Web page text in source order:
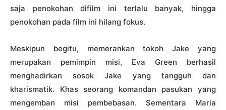
saja penokohan difilm ini terlalu banyak, hingga
penokohan pada film ini hilang fokus.
Meskipun begitu, memerankan tokoh Jake yang
merupakan pemimpin misi, Eva Green berhasil
menghadirkan sosok Jake yang tangguh dan
kharismatik. Khas seorang komandan pasukan yang
mengemban misi pembebasan. Sementara Maria